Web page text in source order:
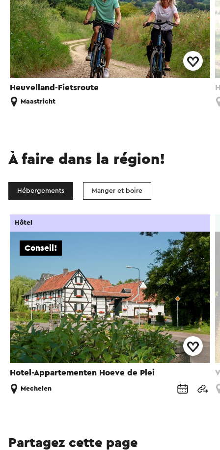
Heuvelland-Fietsroute
Maastricht
À faire dans la région!
Hébergements Manger et boire
Hotel-Appartementen Hoeve de Plei
Conseil!
Hôtel
Mechelen
Partagez cette page